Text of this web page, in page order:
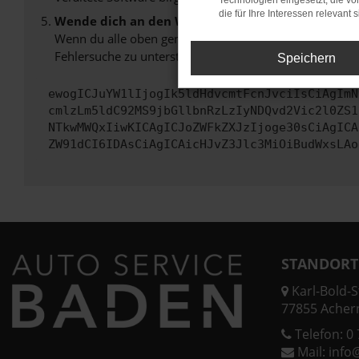
Wende dich an den Webseitenbetreiber.
Wenn du alle oben genannten Schritte versucht hast,
Fehlersuche zu unterstützen:
Karl-Bold-
77855
Telefon: 0
Mail:
die für Ihre Interessen relevant
Speichern